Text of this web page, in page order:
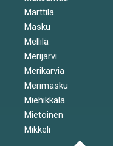
Marttila
Masku
Mellilä
Merijärvi
Merikarvia
Merimasku
Miehikkälä
Mietoinen
Mikkeli